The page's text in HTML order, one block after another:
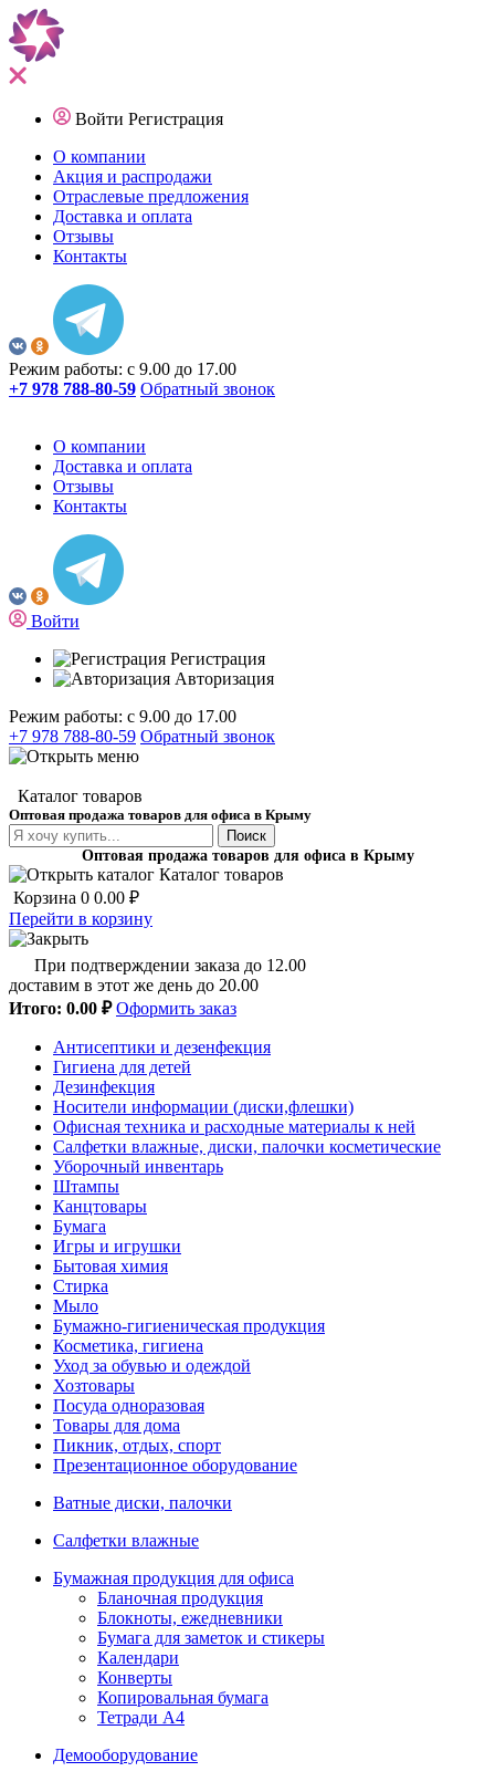
Войти Регистрация
О компании
Акция и распродажи
Отраслевые предложения
Доставка и оплата
Отзывы
Контакты
Режим работы: с 9.00 до 17.00
+7 978 788-80-59 Обратный звонок
О компании
Доставка и оплата
Отзывы
Контакты
Войти
Регистрация
Авторизация
Режим работы: с 9.00 до 17.00
+7 978 788-80-59 Обратный звонок
Каталог товаров
Оптовая продажа товаров для офиса в Крыму
Поиск
Оптовая продажа товаров для офиса в Крыму
Каталог товаров
Корзина 0 0.00 ₽
Перейти в корзину
При подтверждении заказа до 12.00
доставим в этот же день до 20.00
Итого: 0.00 ₽ Оформить заказ
Антисептики и дезенфекция
Гигиена для детей
Дезинфекция
Носители информации (диски,флешки)
Офисная техника и расходные материалы к ней
Салфетки влажные, диски, палочки косметические
Уборочный инвентарь
Штампы
Канцтовары
Бумага
Игры и игрушки
Бытовая химия
Стирка
Мыло
Бумажно-гигиеническая продукция
Косметика, гигиена
Уход за обувью и одеждой
Хозтовары
Посуда одноразовая
Товары для дома
Пикник, отдых, спорт
Презентационное оборудование
Ватные диски, палочки
Салфетки влажные
Бумажная продукция для офиса
Бланочная продукция
Блокноты, ежедневники
Бумага для заметок и стикеры
Календари
Конверты
Копировальная бумага
Тетради А4
Демооборудование